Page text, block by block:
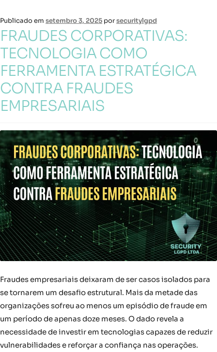
Publicado em setembro 3, 2025 porsecuritylgpd
FRAUDES CORPORATIVAS:
TECNOLOGIA COMO
FERRAMENTA ESTRATÉGICA
CONTRA FRAUDES
EMPRESARIAIS
Fraudes empresariais deixaram de ser casos isolados para
se tornarem um desafio estrutural. Mais da metade das
organizações sofreu ao menos um episódio de fraude em
um período de apenas doze meses. O dado revela a
necessidade de investir em tecnologias capazes de reduzir
vulnerabilidades e reforçar a confiança nas operações.